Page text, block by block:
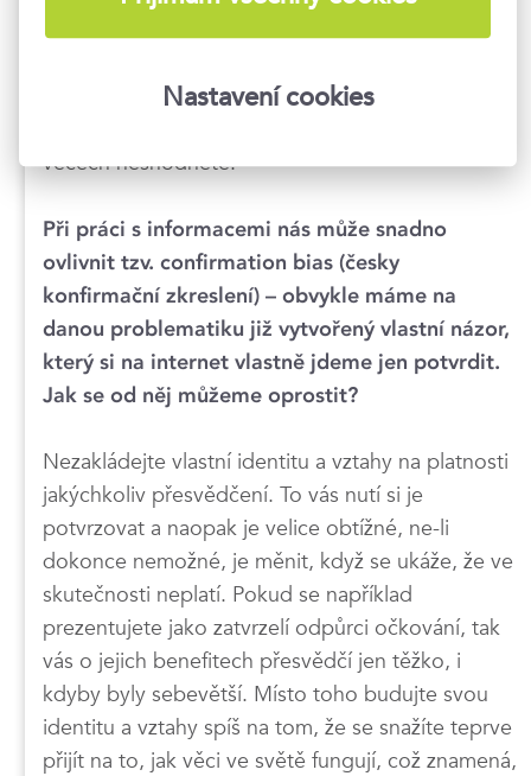
Pokud to alespoň trochu jde, kontakt
kontakt udržíte. Mějte na paměti, že můžete mít
věcech neshodnete.
Při práci s informacemi nás může snadno
ovlivnit tzv. confirmation bias (česky
konfirmační zkreslení) – obvykle máme na
danou problematiku již vytvořený vlastní názor,
který si na internet vlastně jdeme jen potvrdit.
Jak se od něj můžeme oprostit?
Nezakládejte vlastní identitu a vztahy na platnosti
jakýchkoliv přesvědčení. To vás nutí si je
potvrzovat a naopak je velice obtížné, ne-li
dokonce nemožné, je měnit, když se ukáže, že ve
skutečnosti neplatí. Pokud se například
prezentujete jako zatvrzelí odpůrci očkování, tak
vás o jejich benefitech přesvědčí jen těžko, i
kdyby byly sebevětší. Místo toho budujte svou
identitu a vztahy spíš na tom, že se snažíte teprve
přijít na to, jak věci ve světě fungují, což znamená,
Nastavení cookies